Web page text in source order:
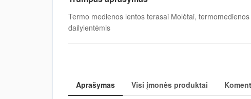
Termo medienos lentos terasai Molėtai,
dailylentėmis
Aprašymas Visi įmonės produktai